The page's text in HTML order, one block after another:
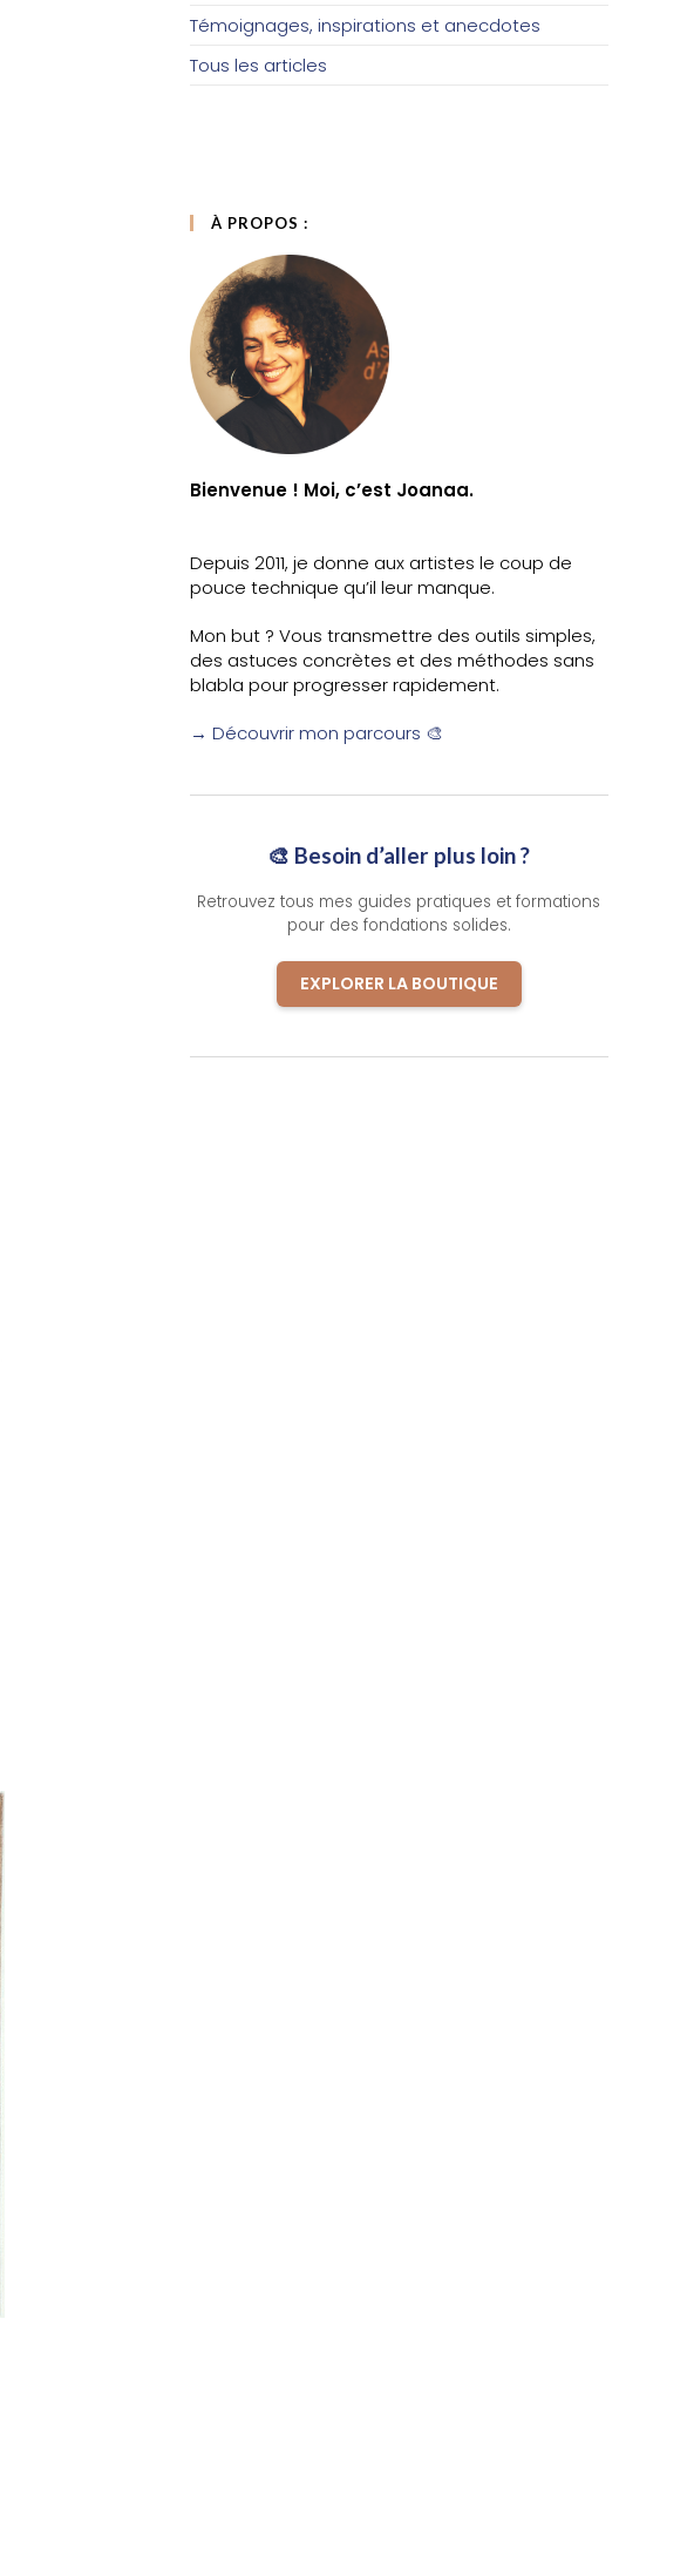
Témoignages, inspirations et anecdotes
Tous les articles
À PROPOS :
Bienvenue ! Moi, c’est Joanaa.
Depuis 2011, je donne aux artistes le coup de
pouce technique qu’il leur manque.
Mon but ? Vous transmettre des outils simples,
des astuces concrètes et des méthodes sans
blabla pour progresser rapidement.
→ Découvrir mon parcours 🎨
🎨 Besoin d’aller plus loin ?
Retrouvez tous mes guides pratiques et formations
pour des fondations solides.
EXPLORER LA BOUTIQUE